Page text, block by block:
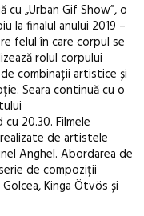
cu „Urban Gif Show”, o
la finalul anului 2019 –
felul în care corpul se
rolul corpului
combinații artistice și
Seara continuă cu o
cu 20.30. Filmele
de artistele
Anghel. Abordarea de
de compoziții
Kinga Ötvös și